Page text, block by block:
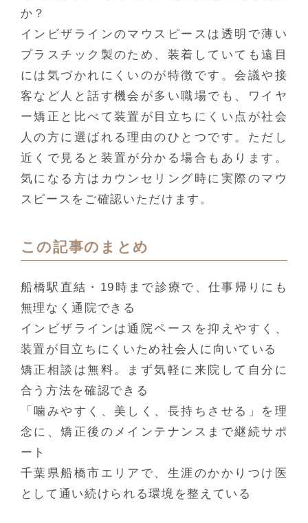
か？
インビザラインのマウスピースは透明で薄い
プラスチック製のため、装着していても遠目
には気づかれにくいのが特徴です。会議や接
客など人と話す機会が多い職場でも、ワイヤ
ー矯正と比べて装置が目立ちにくい点が社会
人の方に選ばれる理由のひとつです。ただし
近くで見ると装置が分かる場合もあります。
気になる方はカウンセリング時に実際のマウ
スピースをご確認いただけます。
この記事のまとめ
船橋駅直結・19時まで診療で、仕事帰りにも
無理なく通院できる
インビザラインは通院ペースを抑えやすく、
装置が目立ちにくいため社会人に向いている
矯正相談は無料。まず気軽に来院して自分に
合う方法を確認できる
「噛みやすく、美しく、長持ちさせる」を理
念に、矯正後のメインテナンスまで継続サポ
ート
千葉県船橋市エリアで、生涯のかかりつけ医
として通い続けられる環境を整えている